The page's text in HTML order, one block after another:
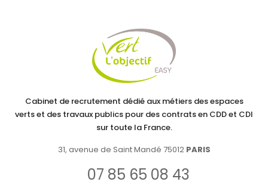
Cabinet de recrutement dédié aux métiers des espaces
verts et des travaux publics pour des contrats en CDD et CDI
sur toute la France.
31, avenue de Saint Mandé 75012 PARIS
07 85 65 08 43